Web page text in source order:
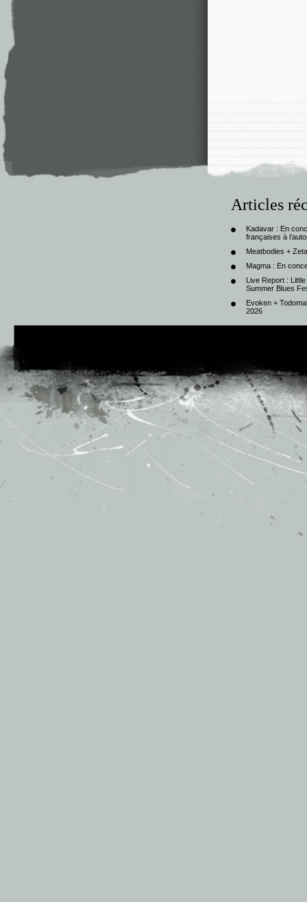
Articles
Kadavar : En
françaises à
Meatbodies +
Magma : En
Live Report :
Summer Blues
Evoken +
2026